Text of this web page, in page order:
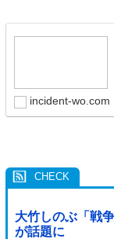
incident-wo.com
大竹しのぶ「戦
が話題に